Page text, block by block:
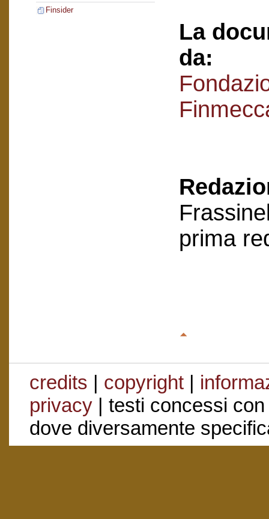
Finsider
La
da:
prima
credits | copyright|
privacy| testi concessi
dove diversamente